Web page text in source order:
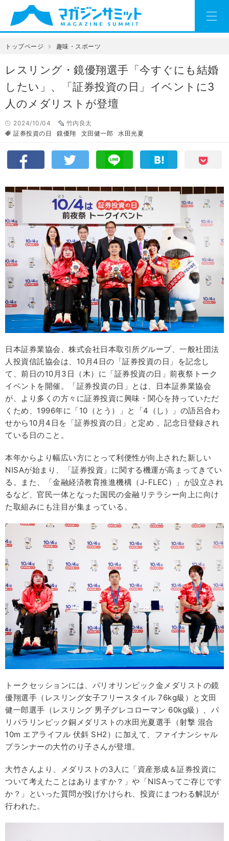
トップページ 趣味・スポーツ
レスリング・鏡優翔選手「今すぐにも結婚
したい」、「証券投資の日」イベントに3
人のメダリストが登壇
2024/10/04
竹内良太
証券投資の日
鏡優翔 文田健一郎 水田光夏
日本証券業協会、株式会社日本取引所グループ、一般社団法
人投資信託協会は、10月4日の「証券投資の日」を記念し
て、前日の10月3日（木）に「証券投資の日」前夜祭トーク
イベントを開催。「証券投資の日」とは、日本証券業協会
が、より多くの方々に証券投資に興味・関心を持っていただ
くため、1996年に「10（とう）」と「4（し）」の語呂合わ
せから10月4日を「証券投資の日」と定め 、記念日登録され
ている日のこと。
本年からより幅広い方にとって利便性が向上された新しい
NISAが始まり、「証券投資」に関する機運が高まってきてい
る。また、「金融経済教育推進機構（J-FLEC）」が設立され
るなど、官民一体となった国民の金融リテラシー向上に向け
た取組みにも注目が集まっている。
トークセッションには、パリオリンピック金メダリストの鏡
優翔選手（レスリング女子フリースタイル 76kg級）と文田
健一郎選手（レスリング 男子グレコローマン 60kg級）、パ
リパラリンピック銅メダリストの水田光夏選手（射撃 混合
10m エアライフル 伏斜 SH2）に加えて、ファイナンシャル
プランナーの大竹のり子さんが登壇。
大竹さんより、メダリストの3人に「資産形成＆証券投資に
ついて考えたことはありますか？」や「NISAってご存じです
か？」といった質問が投げかけられ、投資にまつわる解説が
行われた。